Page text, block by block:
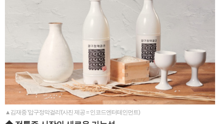
▲김재중 '압구정막걸리'(사진 제공 = 인코드엔터테인먼트)